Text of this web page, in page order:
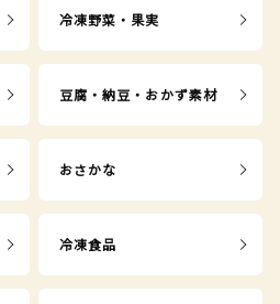
冷凍野菜・果実
豆腐・納豆・おかず素材
おさかな
冷凍食品